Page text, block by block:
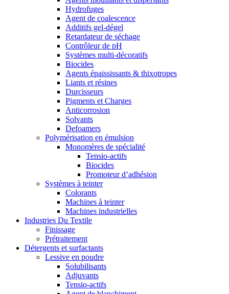
Hydrofuges
Agent de coalescence
Additifs gel-dégel
Retardateur de séchage
Contrôleur de pH
Systèmes multi-décoratifs
Biocides
Agents épaississants & thixotropes
Liants et résines
Durcisseurs
Pigments et Charges
Anticorrosion
Solvants
Defoamers
Polymérisation en émulsion
Monomères de spécialité
Tensio-actifs
Biocides
Promoteur d’adhésion
Systèmes à teinter
Colorants
Machines à teinter
Machines industrielles
Industries Du Textile
Finissage
Prétraitement
Détergents et surfactants
Lessive en poudre
Solubilisants
Adjuvants
Tensio-actifs